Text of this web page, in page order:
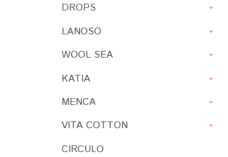
DROPS
LANOSO
WOOL SEA
KATIA
MENCA
VITA COTTON
CIRCULO